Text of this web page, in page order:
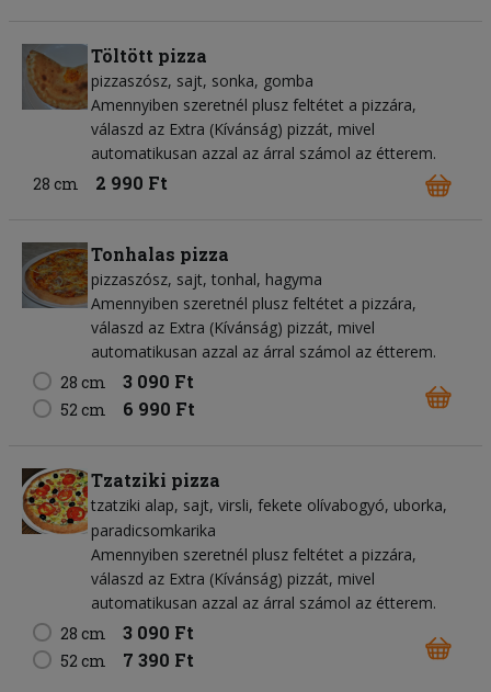
Töltött pizza
pizzaszósz sajt sonka gomba
Amennyiben szeretnél plusz feltétet a pizzára,
válaszd az Extra (Kívánság) pizzát, mivel
automatikusan azzal az árral számol az étterem.
28 cm
2 990 Ft
Tonhalas pizza
pizzaszósz sajt tonhal hagyma
Amennyiben szeretnél plusz feltétet a pizzára,
válaszd az Extra (Kívánság) pizzát, mivel
automatikusan azzal az árral számol az étterem.
28 cm
3 090 Ft
52 cm 6 990 Ft
Tzatziki pizza
tzatziki alap sajt virsli fekete olívabogyó uborka
paradicsomkarika
Amennyiben szeretnél plusz feltétet a pizzára,
válaszd az Extra (Kívánság) pizzát, mivel
automatikusan azzal az árral számol az étterem.
28 cm
3 090 Ft
52 cm 7 390 Ft